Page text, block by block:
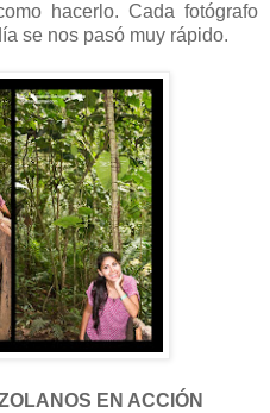
hacerlo. Cada fotógrafo
se nos pasó muy rápido.
EN ACCIÓN